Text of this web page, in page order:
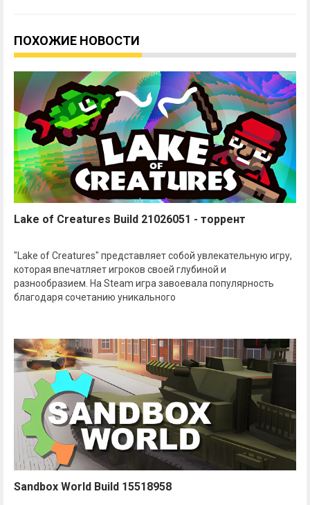
ПОХОЖИЕ НОВОСТИ
Lake of Creatures Build 21026051 - торрент
"Lake of Creatures" представляет собой увлекательную игру,
которая впечатляет игроков своей глубиной и
разнообразием. На Steam игра завоевала популярность
благодаря сочетанию уникального
Sandbox World Build 15518958